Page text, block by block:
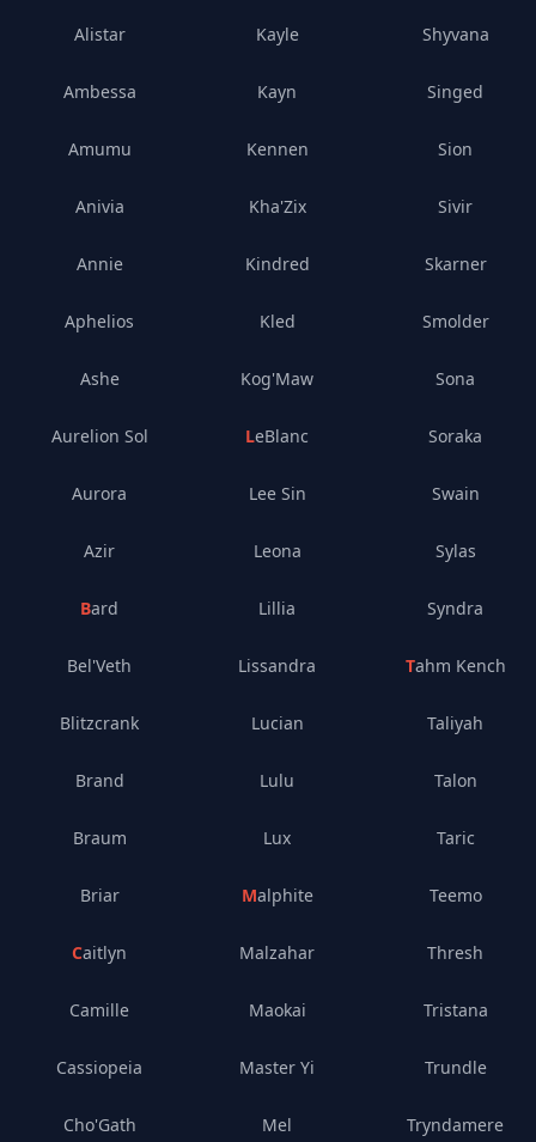
Alistar
Ambessa
Amumu
Anivia
Annie
Aphelios
Ashe
Aurelion Sol
Aurora
Azir
Bard
Bel'Veth
Blitzcrank
Brand
Braum
Briar
Caitlyn
Camille
Cassiopeia
Cho'Gath
Kayle
Kayn
Kennen
Kha'Zix
Kindred
Kled
Kog'Maw
LeBlanc
Lee Sin
Leona
Lillia
Lissandra
Lucian
Lulu
Lux
Malphite
Malzahar
Maokai
Master Yi
Mel
Shyvana
Singed
Sion
Sivir
Skarner
Smolder
Sona
Soraka
Swain
Sylas
Syndra
Tahm Kench
Taliyah
Talon
Taric
Teemo
Thresh
Tristana
Trundle
Tryndamere